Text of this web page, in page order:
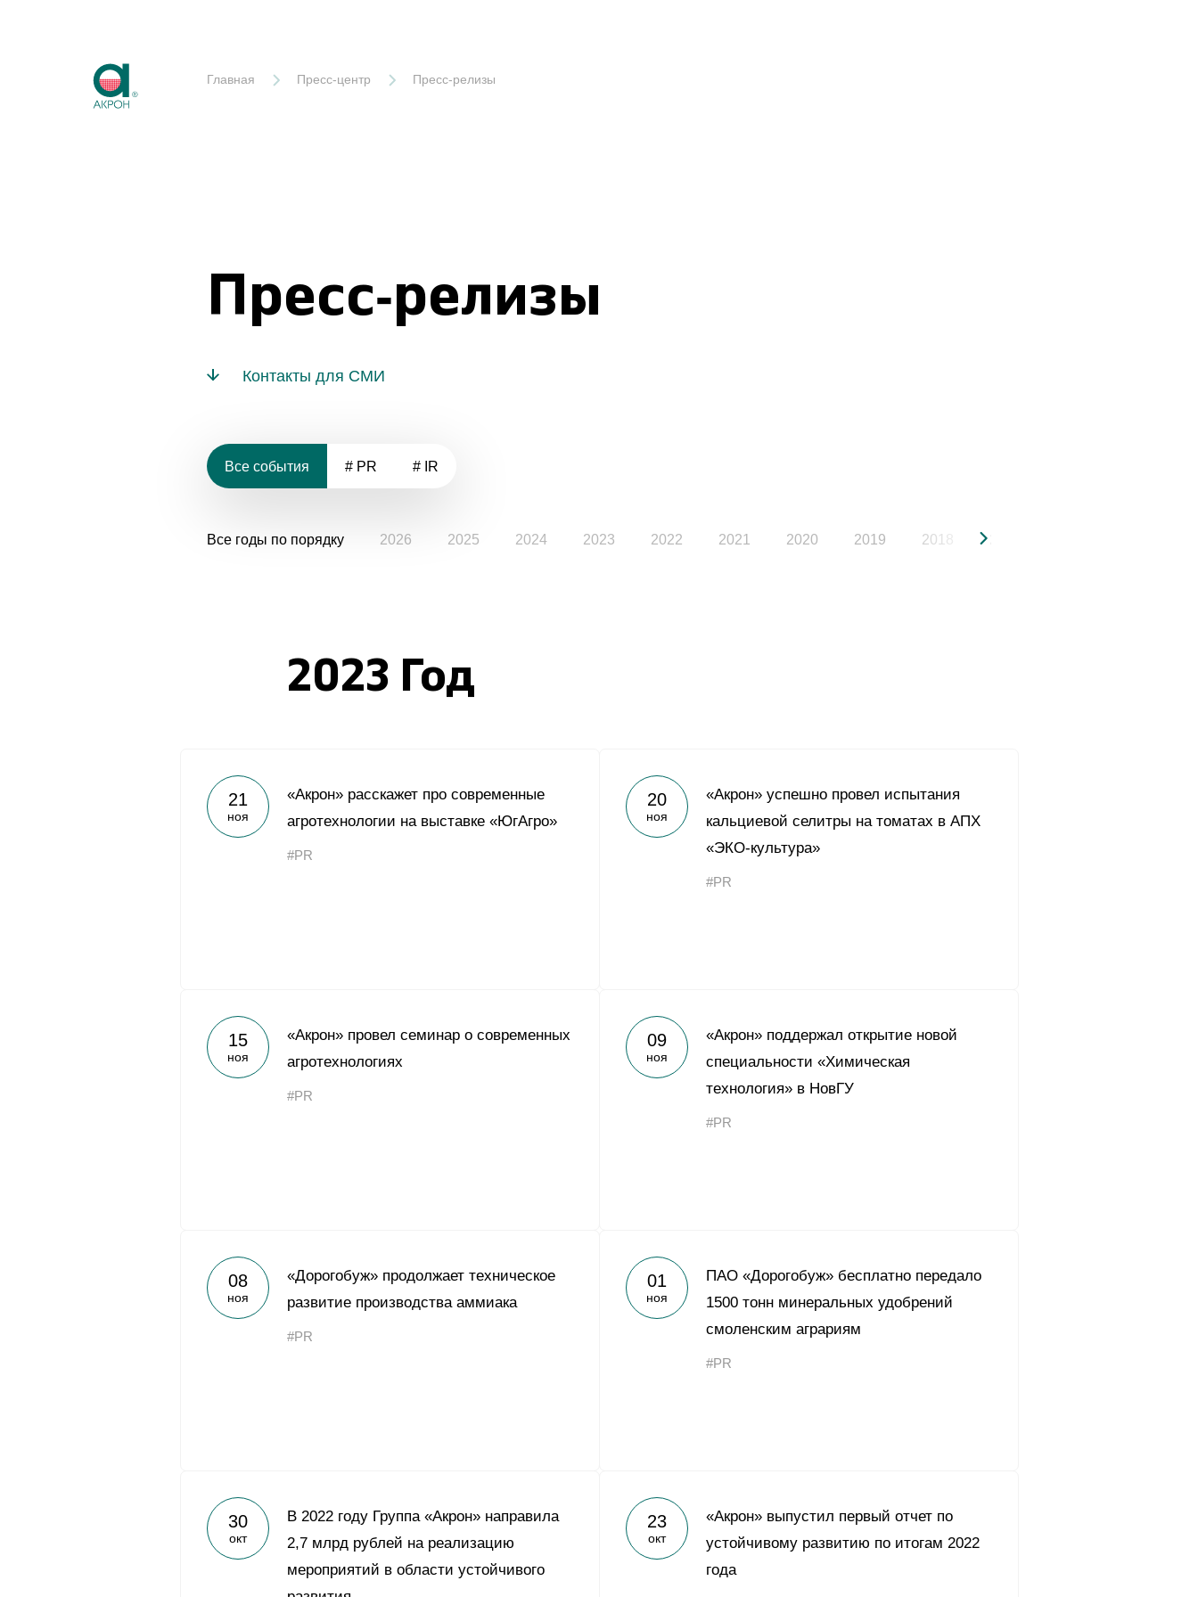
Главная Пресс-центр Пресс-релизы
Пресс-релизы
Контакты для СМИ
Все события # PR # IR
Все годы по порядку 2026 2025 2024 2023 2022 2021 2020 2019 2018
2023 Год
21
ноя
«Акрон» расскажет про современные
агротехнологии на выставке «ЮгАгро»
#PR
20
ноя
«Акрон» успешно провел испытания
кальциевой селитры на томатах в АПХ
«ЭКО-культура»
#PR
15
ноя
«Акрон» провел семинар о современных
агротехнологиях
#PR
09
ноя
«Акрон» поддержал открытие новой
специальности «Химическая
технология» в НовГУ
#PR
08
ноя
«Дорогобуж» продолжает техническое
развитие производства аммиака
#PR
01
ноя
ПАО «Дорогобуж» бесплатно передало
1500 тонн минеральных удобрений
смоленским аграриям
#PR
30
окт
В 2022 году Группа «Акрон» направила
2,7 млрд рублей на реализацию
мероприятий в области устойчивого
23
окт
«Акрон» выпустил первый отчет по
устойчивому развитию по итогам 2022
года